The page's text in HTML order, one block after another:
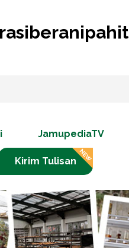
JamupediaTV
Kirim Tulisan